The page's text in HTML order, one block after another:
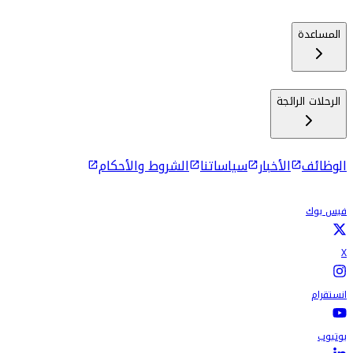
المساعدة
الرحلات الرائجة
الوظائف الأخبار سياساتنا الشروط والأحكام
فيس بوك
X
انستقرام
يوتيوب